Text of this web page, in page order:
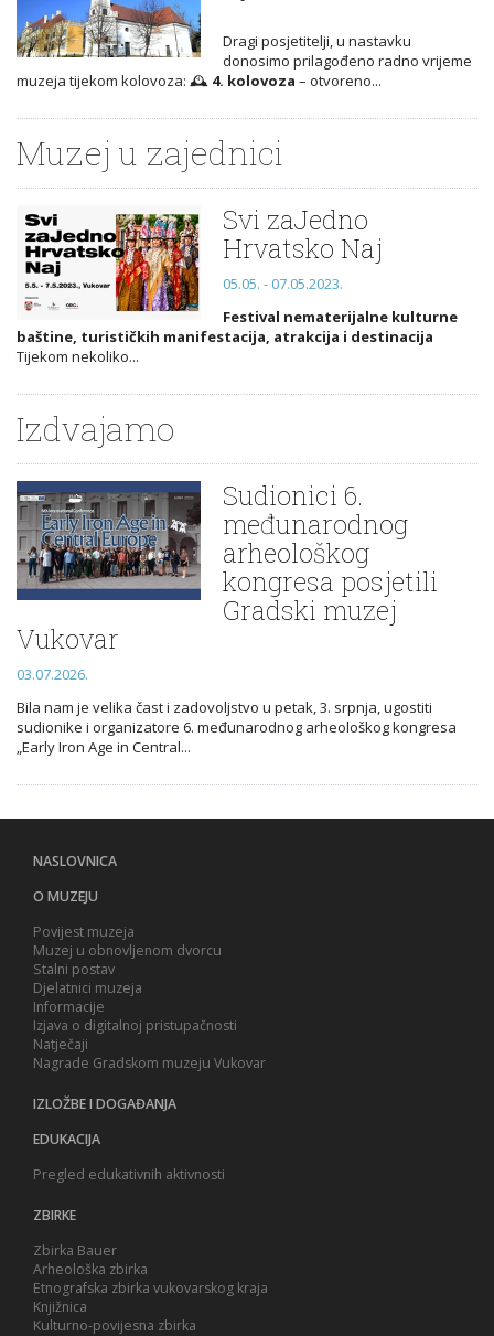
Dragi posjetitelji, u nastavku
donosimo prilagođeno radno vrijeme
muzeja tijekom kolovoza: 🕰️ 4. kolovoza – otvoreno...
Muzej u zajednici
Svi zaJedno
Hrvatsko Naj
05.05. - 07.05.2023.
Festival nematerijalne kulturne
baštine, turističkih manifestacija, atrakcija i destinacija
Tijekom nekoliko...
Izdvajamo
Sudionici 6.
međunarodnog
arheološkog
kongresa posjetili
Gradski muzej
Vukovar
03.07.2026.
Bila nam je velika čast i zadovoljstvo u petak, 3. srpnja, ugostiti
sudionike i organizatore 6. međunarodnog arheološkog kongresa
„Early Iron Age in Central...
NASLOVNICA
O MUZEJU
Povijest muzeja
Muzej u obnovljenom dvorcu
Stalni postav
Djelatnici muzeja
Informacije
Izjava o digitalnoj pristupačnosti
Natječaji
Nagrade Gradskom muzeju Vukovar
IZLOŽBE I DOGAĐANJA
EDUKACIJA
Pregled edukativnih aktivnosti
ZBIRKE
Zbirka Bauer
Arheološka zbirka
Etnografska zbirka vukovarskog kraja
Knjižnica
Kulturno-povijesna zbirka